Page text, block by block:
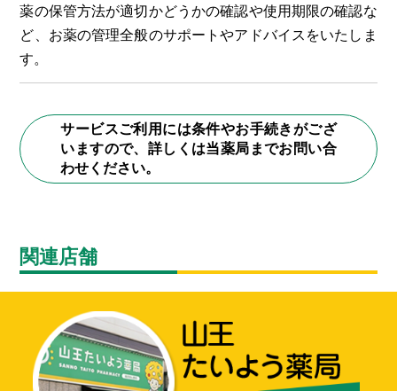
薬の保管方法が適切かどうかの確認や使用期限の確認な
ど、お薬の管理全般のサポートやアドバイスをいたしま
す。
サービスご利用には条件やお手続きがござ
いますので、詳しくは当薬局までお問い合
わせください。
関連店舗